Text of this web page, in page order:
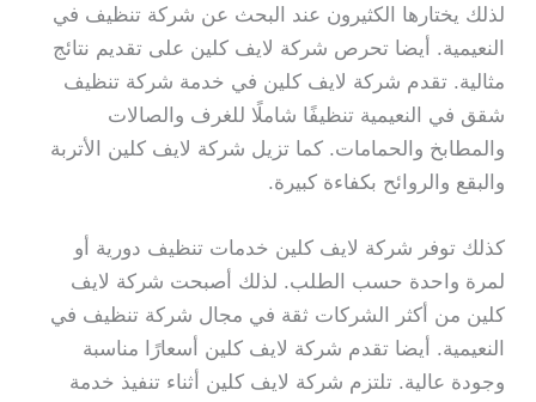
لذلك يختارها الكثيرون عند البحث عن شركة تنظيف في
النعيمية. أيضا تحرص شركة لايف كلين على تقديم نتائج
مثالية. تقدم شركة لايف كلين في خدمة شركة تنظيف
شقق في النعيمية تنظيفًا شاملًا للغرف والصالات
والمطابخ والحمامات. كما تزيل شركة لايف كلين الأتربة
والبقع والروائح بكفاءة كبيرة.
كذلك توفر شركة لايف كلين خدمات تنظيف دورية أو
لمرة واحدة حسب الطلب. لذلك أصبحت شركة لايف
كلين من أكثر الشركات ثقة في مجال شركة تنظيف في
النعيمية. أيضا تقدم شركة لايف كلين أسعارًا مناسبة
وجودة عالية. تلتزم شركة لايف كلين أثناء تنفيذ خدمة